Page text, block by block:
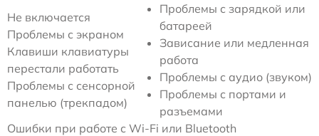
Не включается
Проблемы с экраном
Клавиши клавиатуры
перестали работать
Проблемы с сенсорной
панелью (трекпадом)
Проблемы с зарядкой или
батареей
Зависание или медленная
работа
Проблемы с аудио (звуком)
Проблемы с портами и
разъемами
Ошибки при работе с Wi-Fi или Bluetooth